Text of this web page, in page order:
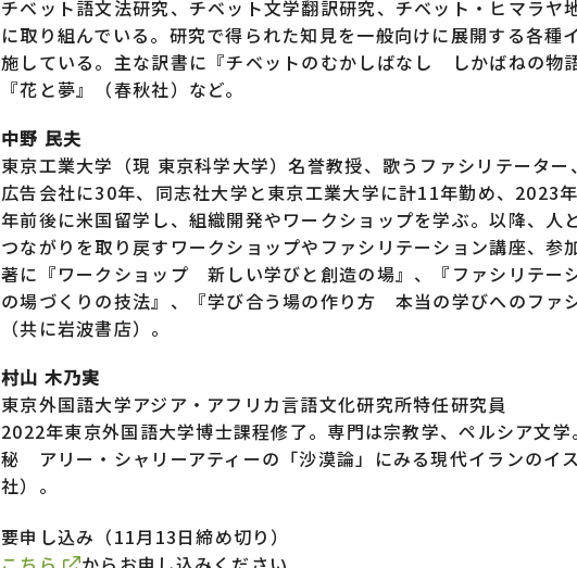
チベット語文法研究、チベット文学翻訳研究、チベット・ヒマラヤ
に取り組んでいる。研究で得られた知見を一般向けに展開する各種
施している。主な訳書に『チベットのむかしばなし しかばねの物
『花と夢』（春秋社）など。
中野 民夫
東京工業大学（現 東京科学大学）名誉教授、歌うファシリテーター
広告会社に30年、同志社大学と東京工業大学に計11年勤め、2023
年前後に米国留学し、組織開発やワークショップを学ぶ。以降、人
つながりを取り戻すワークショップやファシリテーション講座、参
著に『ワークショップ 新しい学びと創造の場』、『ファシリテ
の場づくりの技法』、『学び合う場の作り方 本当の学びへのファ
（共に岩波書店）。
村山 木乃実
東京外国語大学アジア・アフリカ言語文化研究所特任研究員
2022年東京外国語大学博士課程修了。専門は宗教学、ペルシア文
秘 アリー・シャリーアティーの「沙漠論」にみる現代イランのイ
社）。
要申し込み（11月13日締め切り）